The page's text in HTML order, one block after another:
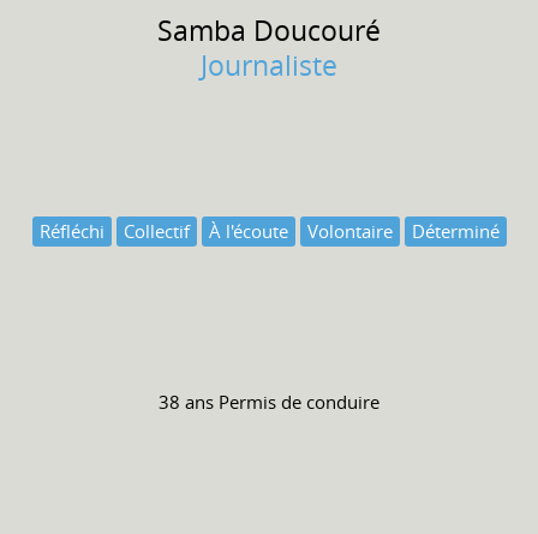
Samba Doucouré
Journaliste
Réfléchi Collectif À l'écoute Volontaire Déterminé
38 ans Permis de conduire